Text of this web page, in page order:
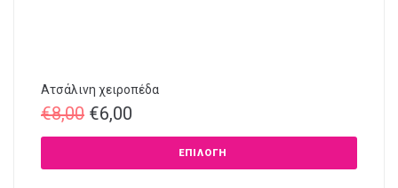
Ατσάλινη χειροπέδα
€8,00 €6,00
ΕΠΙΛΟΓΉ